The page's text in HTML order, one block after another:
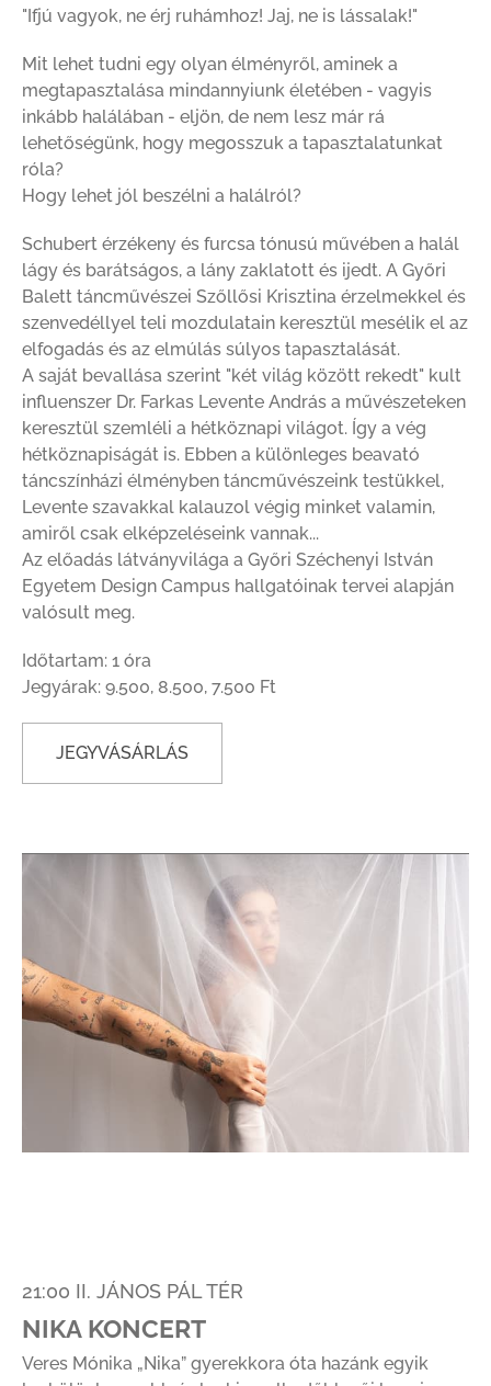
"Ifjú vagyok, ne érj ruhámhoz! Jaj, ne is lássalak!"
Mit lehet tudni egy olyan élményről, aminek a
megtapasztalása mindannyiunk életében - vagyis
inkább halálában - eljön, de nem lesz már rá
lehetőségünk, hogy megosszuk a tapasztalatunkat
róla?
Hogy lehet jól beszélni a halálról?
Schubert érzékeny és furcsa tónusú művében a halál
lágy és barátságos, a lány zaklatott és ijedt. A Győri
Balett táncművészei Szőllősi Krisztina érzelmekkel és
szenvedéllyel teli mozdulatain keresztül mesélik el az
elfogadás és az elmúlás súlyos tapasztalását.
A saját bevallása szerint "két világ között rekedt" kult
influenszer Dr. Farkas Levente András a művészeteken
keresztül szemléli a hétköznapi világot. Így a vég
hétköznapiságát is. Ebben a különleges beavató
táncszínházi élményben táncművészeink testükkel,
Levente szavakkal kalauzol végig minket valamin,
amiről csak elképzeléseink vannak...
Az előadás látványvilága a Győri Széchenyi István
Egyetem Design Campus hallgatóinak tervei alapján
valósult meg.
Időtartam: 1 óra
Jegyárak: 9.500, 8.500, 7.500 Ft
JEGYVÁSÁRLÁS
21:00 II. JÁNOS PÁL TÉR
NIKA KONCERT
Veres Mónika „Nika” gyerekkora óta hazánk egyik